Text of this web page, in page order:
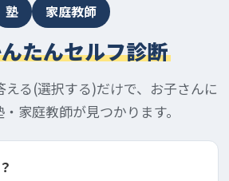
塾 家庭教師
たんセルフ診断
える(選択する)だけで、お子さんに
家庭教師が見つかります。